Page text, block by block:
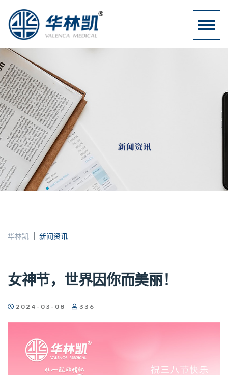
华林凯 新闻资讯
女神节，世界因你而美丽！
2024-03-08 336